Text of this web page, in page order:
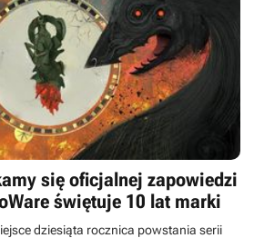
się oficjalnej zapowiedzi
świętuje 10 lat marki
dziesiąta rocznica powstania serii